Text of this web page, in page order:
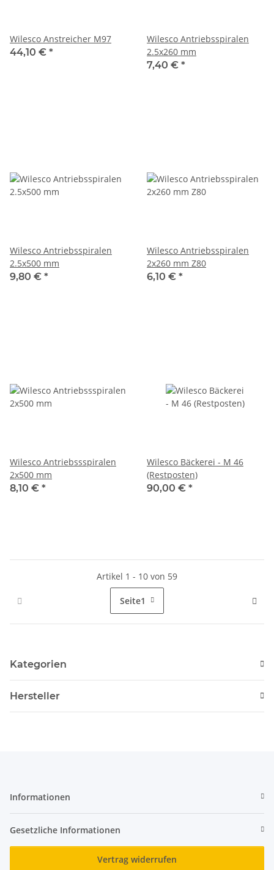
Wilesco Anstreicher M97
44,10 € *
Wilesco Antriebsspiralen
2.5x260 mm
7,40 € *
Wilesco Antriebsspiralen
2.5x500 mm
9,80 € *
Wilesco Antriebsspiralen
2x260 mm Z80
6,10 € *
Wilesco Antriebssspiralen
2x500 mm
8,10 € *
Wilesco Bäckerei - M 46
(Restposten)
90,00 € *
Artikel 1 - 10 von 59
Seite1
Kategorien
Hersteller
Informationen
Gesetzliche Informationen
Vertrag widerrufen